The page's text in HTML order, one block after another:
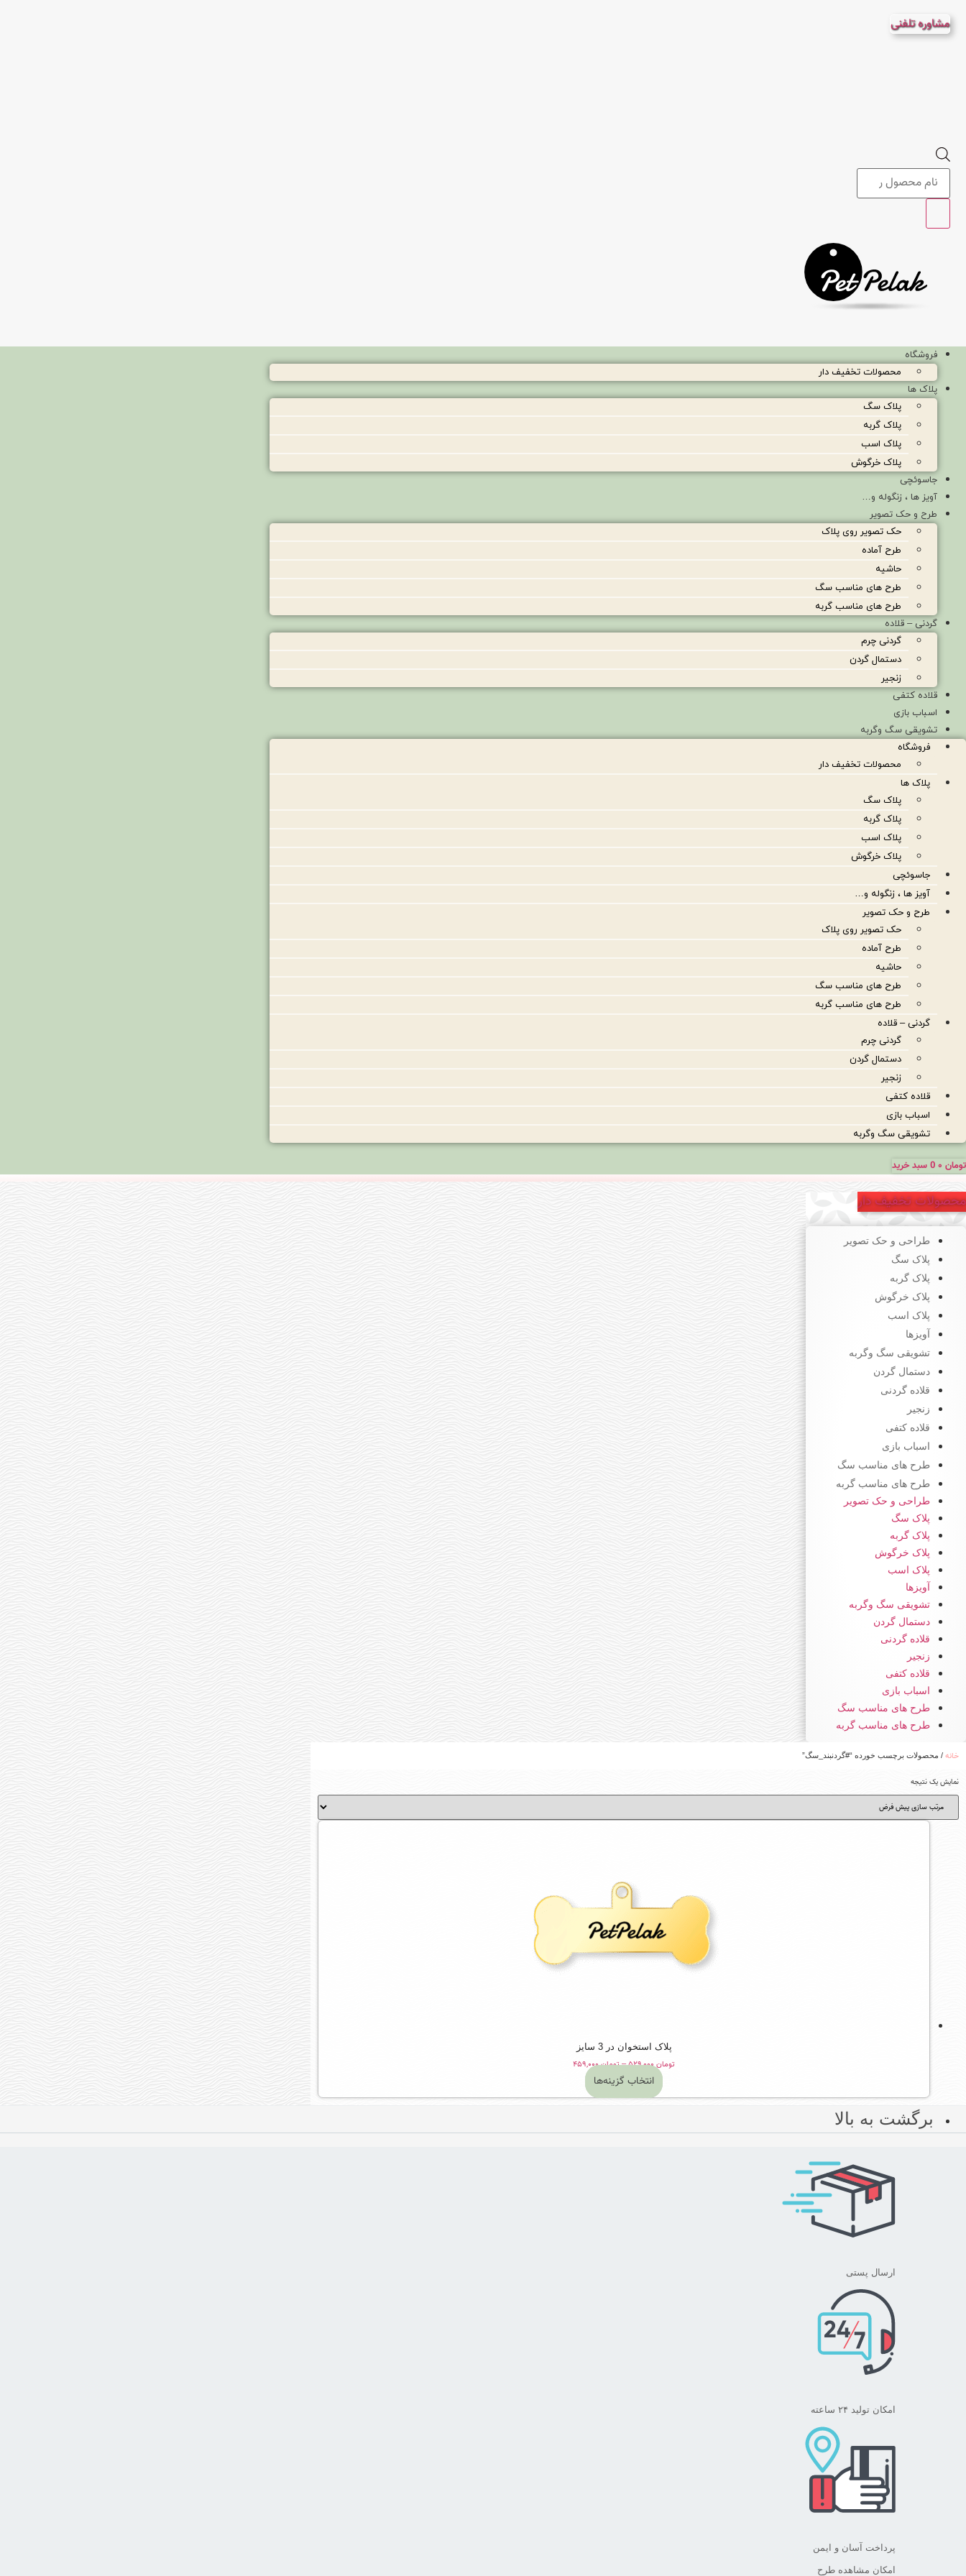
محتوا
مشاوره تلفنی
Products
search
فروشگاه
محصولات تخفیف دار
پلاک ها
پلاک سگ
پلاک گربه
پلاک اسب
پلاک خرگوش
جاسوئچی
آویز ها ، زنگوله و…
طرح و حک تصویر
حک تصویر روی پلاک
طرح آماده
حاشیه
طرح های مناسب سگ
طرح های مناسب گربه
گردنی – قلاده
گردنی چرم
دستمال گردن
زنجیر
قلاده کتفی
اسباب بازی
تشویقی سگ وگربه
فروشگاه
محصولات تخفیف دار
پلاک ها
پلاک سگ
پلاک گربه
پلاک اسب
پلاک خرگوش
جاسوئچی
آویز ها ، زنگوله و…
طرح و حک تصویر
حک تصویر روی پلاک
طرح آماده
حاشیه
طرح های مناسب سگ
طرح های مناسب گربه
گردنی – قلاده
گردنی چرم
دستمال گردن
زنجیر
قلاده کتفی
اسباب بازی
تشویقی سگ وگربه
تومان 0 سبد خرید
محصولات تخفیف دار
طراحی و حک تصویر
پلاک سگ
پلاک گربه
پلاک خرگوش
پلاک اسب
آویزها
تشویقی سگ وگربه
دستمال گردن
قلاده گردنی
زنجیر
قلاده کتفی
اسباب بازی
طرح های مناسب سگ
طرح های مناسب گربه
طراحی و حک تصویر
پلاک سگ
پلاک گربه
پلاک خرگوش
پلاک اسب
آویزها
تشویقی سگ وگربه
دستمال گردن
قلاده گردنی
زنجیر
قلاده کتفی
اسباب بازی
طرح های مناسب سگ
طرح های مناسب گربه
خانه / محصولات برچسب خورده “#گردنبند_سگ”
نمایش یک نتیجه
پلاک استخوان در 3 سایز
تومان۵۲۹,۰۰۰ –تومان۴۵۹,۰۰۰
through
انتخاب گزینه‌ها
این
دارای
برگشت به بالا
ارسال پستی
امکان تولید ۲۴ ساعته
پرداخت آسان و ایمن
امکان مشاهده طرح